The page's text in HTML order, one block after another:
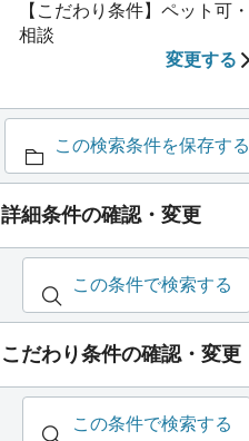
【こだわり条件】ペット可・
相談
変更する
この検索条件を保存する
詳細条件の確認・変更
この条件で検索する
こだわり条件の確認・変更
この条件で検索する